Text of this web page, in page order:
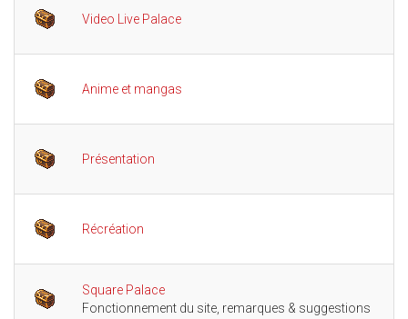
Video Live Palace
Anime et mangas
Présentation
Récréation
Square Palace
Fonctionnement du site, remarques & suggestions